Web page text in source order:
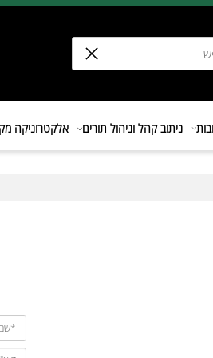
ניתוב קהל וניהול תורים אלקטרוניקה